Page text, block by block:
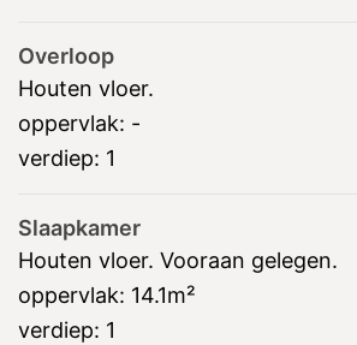
Overloop
Houten vloer.
oppervlak: -
verdiep: 1
Slaapkamer
Houten vloer. Vooraan gelegen.
oppervlak: 14.1m²
verdiep: 1